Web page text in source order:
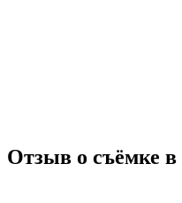
Отзыв о съёмке